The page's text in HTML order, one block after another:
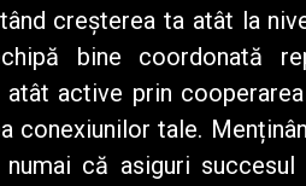
creșterea ta atât la
bine coordonată
atât active prin
conexiunilor tale.
că asiguri